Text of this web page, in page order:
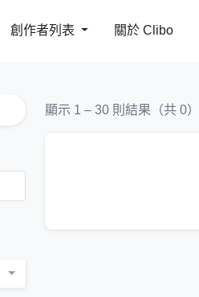
創作者列表 關於 Clibo
顯示 1 – 30 則結果（共 0）